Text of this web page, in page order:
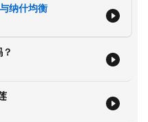
纳什均衡